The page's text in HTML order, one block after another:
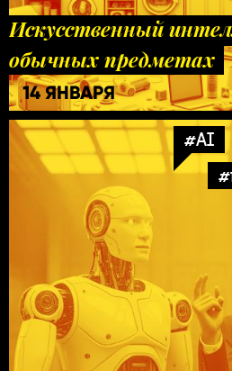
Искусственный
обычных предметах
14 ЯНВАРЯ
#AI